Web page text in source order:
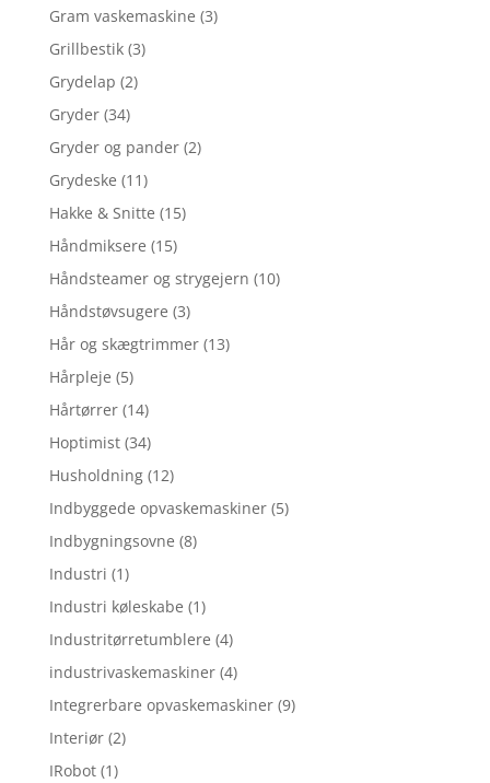
Gram vaskemaskine (3)
Grillbestik (3)
Grydelap (2)
Gryder (34)
Gryder og pander (2)
Grydeske (11)
Hakke & Snitte (15)
Håndmiksere (15)
Håndsteamer og strygejern (10)
Håndstøvsugere (3)
Hår og skægtrimmer (13)
Hårpleje (5)
Hårtørrer (14)
Hoptimist (34)
Husholdning (12)
Indbyggede opvaskemaskiner (5)
Indbygningsovne (8)
Industri (1)
Industri køleskabe (1)
Industritørretumblere (4)
industrivaskemaskiner (4)
Integrerbare opvaskemaskiner (9)
Interiør (2)
IRobot (1)